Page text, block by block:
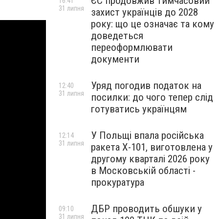
захист українців до 2028
року: що це означає та кому
доведеться
переоформлювати
документи
31 липня
Уряд погодив податок на
посилки: до чого тепер слід
готуватись українцям
12:40
31 липня
У Польщі впала російська
ракета X-101, виготовлена у
другому кварталі 2026 року
в Московській області -
прокуратура
12:14
31 липня
ДБР проводить обшуки у
09:10
31 липня